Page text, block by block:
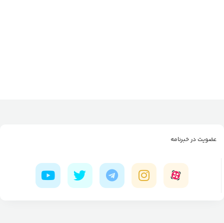
عضویت در خبرنامه